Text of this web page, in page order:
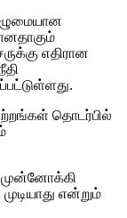
எதிரான
தொடர்பில்
முன்னோக்கி
என்றும்